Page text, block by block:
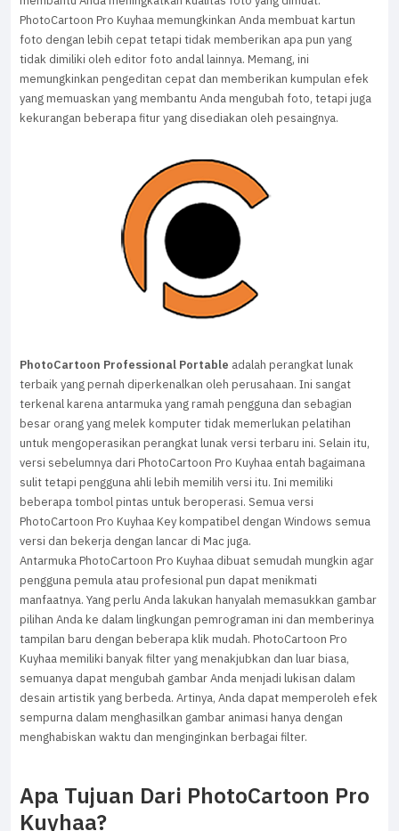
PhotoCartoon Pro Kuyhaa memungkinkan Anda membuat kartun
foto dengan lebih cepat tetapi tidak memberikan apa pun yang
tidak dimiliki oleh editor foto andal lainnya. Memang, ini
memungkinkan pengeditan cepat dan memberikan kumpulan efek
yang memuaskan yang membantu Anda mengubah foto, tetapi juga
kekurangan beberapa fitur yang disediakan oleh pesaingnya.
PhotoCartoon Professional Portable adalah perangkat lunak
terbaik yang pernah diperkenalkan oleh perusahaan. Ini sangat
terkenal karena antarmuka yang ramah pengguna dan sebagian
besar orang yang melek komputer tidak memerlukan pelatihan
untuk mengoperasikan perangkat lunak versi terbaru ini. Selain itu,
versi sebelumnya dari PhotoCartoon Pro Kuyhaa entah bagaimana
sulit tetapi pengguna ahli lebih memilih versi itu. Ini memiliki
beberapa tombol pintas untuk beroperasi. Semua versi
PhotoCartoon Pro Kuyhaa Key kompatibel dengan Windows semua
versi dan bekerja dengan lancar di Mac juga.
Antarmuka PhotoCartoon Pro Kuyhaa dibuat semudah mungkin agar
pengguna pemula atau profesional pun dapat menikmati
manfaatnya. Yang perlu Anda lakukan hanyalah memasukkan gambar
pilihan Anda ke dalam lingkungan pemrograman ini dan memberinya
tampilan baru dengan beberapa klik mudah. PhotoCartoon Pro
Kuyhaa memiliki banyak filter yang menakjubkan dan luar biasa,
semuanya dapat mengubah gambar Anda menjadi lukisan dalam
desain artistik yang berbeda. Artinya, Anda dapat memperoleh efek
sempurna dalam menghasilkan gambar animasi hanya dengan
menghabiskan waktu dan menginginkan berbagai filter.
Apa Tujuan Dari PhotoCartoon Pro
Kuyhaa?